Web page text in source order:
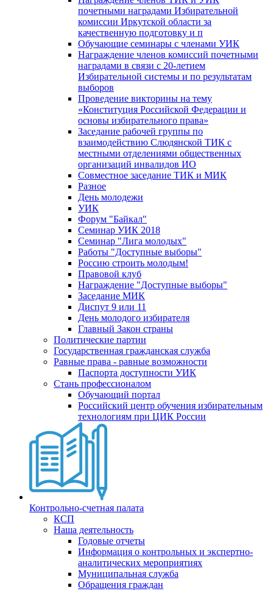
почетными наградами Избирательной
комиссии Иркутской области за
качественную подготовку и п
Обучающие семинары с членами УИК
Награждение членов комиссий почетными
наградами в связи с 20-летием
Избирательной системы и по результатам
выборов
Проведение викторины на тему
«Конституция Российской Федерации и
основы избирательного права»
Заседание рабочей группы по
взаимодействию Слюдянской ТИК с
местными отделениями общественных
организаций инвалидов ИО
Совместное заседание ТИК и МИК
Разное
День молодежи
УИК
Форум "Байкал"
Семинар УИК 2018
Семинар "Лига молодых"
Работы "Доступные выборы"
Россию строить молодым!
Правовой клуб
Награждение "Доступные выборы"
Заседание МИК
Диспут 9 или 11
День молодого избирателя
Главный Закон страны
Политические партии
Государственная гражданская служба
Равные права - равные возможности
Паспорта доступности УИК
Стань профессионалом
Обучающий портал
Российский центр обучения избирательным
технологиям при ЦИК России
Контрольно-счетная палата
КСП
Наша деятельность
Годовые отчеты
Информация о контрольных и экспертно-
аналитических мероприятиях
Муниципальная служба
Обращения граждан